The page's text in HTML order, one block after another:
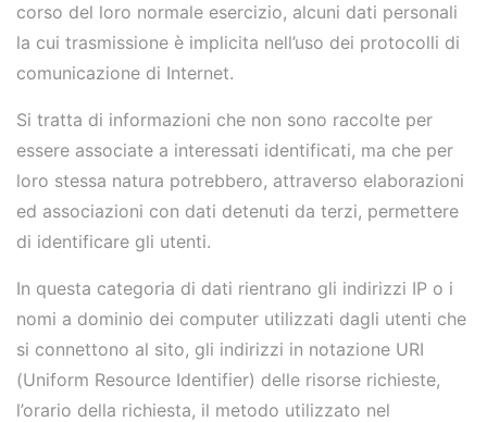
corso del loro normale esercizio, alcuni dati personali
la cui trasmissione è implicita nell’uso dei protocolli di
comunicazione di Internet.
Si tratta di informazioni che non sono raccolte per
essere associate a interessati identificati, ma che per
loro stessa natura potrebbero, attraverso elaborazioni
ed associazioni con dati detenuti da terzi, permettere
di identificare gli utenti.
In questa categoria di dati rientrano gli indirizzi IP o i
nomi a dominio dei computer utilizzati dagli utenti che
si connettono al sito, gli indirizzi in notazione URI
(Uniform Resource Identifier) delle risorse richieste,
l’orario della richiesta, il metodo utilizzato nel